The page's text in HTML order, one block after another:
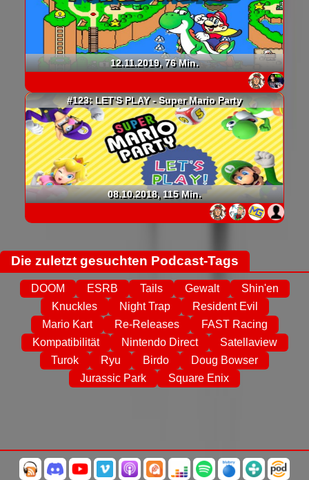
12.11.2019, 76 Min.
#123: LET'S PLAY - Super Mario Party
08.10.2018, 115 Min.
Die zuletzt gesuchten Podcast-Tags
DOOM ESRB Tails Gewalt
Shin'en
Knuckles
Night Trap
Resident Evil
Mario Kart
Re-Releases
FAST Racing
Kompatibilität
Nintendo Direct
Satellaview
Turok
Ryu Birdo
Doug Bowser
Jurassic Park
Square Enix